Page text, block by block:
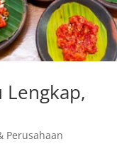
Perusahaan